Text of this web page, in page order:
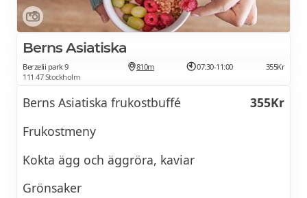
BOKA NU
Berns Asiatiska
Berzelii park 9
111 47 Stockholm
810m 07:30-11:00 355Kr
Berns Asiatiska frukostbuffé
355Kr
Frukostmeny
Kokta ägg och äggröra, kaviar
Grönsaker